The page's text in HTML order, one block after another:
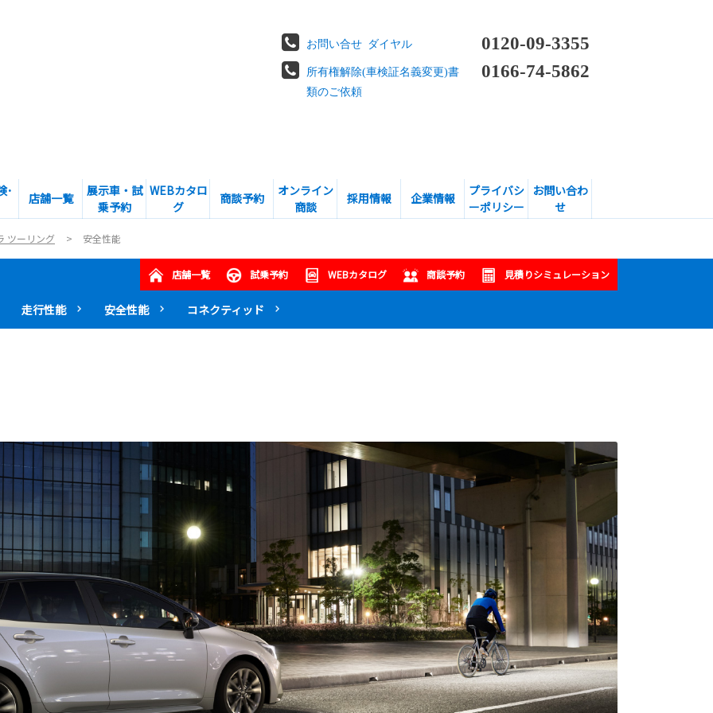
お問い合せ ダイヤル 0120-09-3355
所有権解除(車検証名義変更)書
類のご依頼
0166-74-5862
･ 店舗一覧
展示車・試
乗予約
WEBカタロ
グ
商談予約
オンライン
商談
採用情報 企業情報
プライバシ
ーポリシー
お問い合わ
せ
ツーリング 安全性能
店舗一覧 試乗予約 WEBカタログ 商談予約 見積りシミュレーション
走行性能 安全性能 コネクティッド